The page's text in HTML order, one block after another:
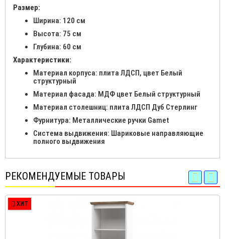
Размер:
Ширина: 120 см
Высота: 75 см
Глубина: 60 см
Характеристики:
Материал корпуса: плита ЛДСП, цвет Белый
структурный
Материал фасада: МДФ цвет Белый структурный
Материал столешниц: плита ЛДСП Дуб Стерлинг
Фурнитура: Металлические ручки Gamet
Система выдвижения: Шариковые направляющие
полного выдвижения
РЕКОМЕНДУЕМЫЕ ТОВАРЫ
ХИТ